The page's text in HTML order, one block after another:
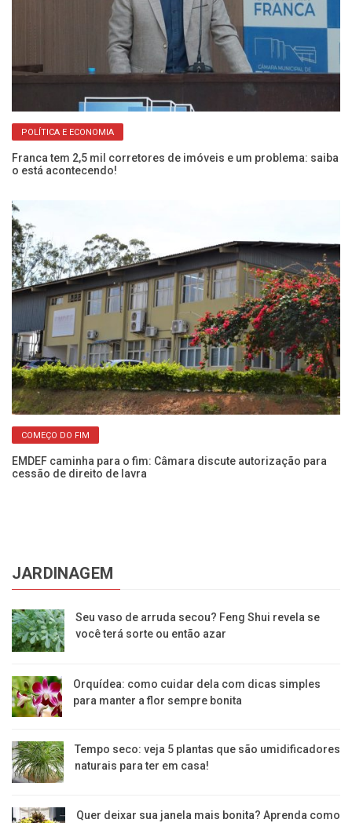
POLÍTICA E ECONOMIA
Franca tem 2,5 mil corretores de imóveis e um problema: saiba
o está acontecendo!
COMEÇO DO FIM
EMDEF caminha para o fim: Câmara discute autorização para
cessão de direito de lavra
JARDINAGEM
Seu vaso de arruda secou? Feng Shui revela se
você terá sorte ou então azar
Orquídea: como cuidar dela com dicas simples
para manter a flor sempre bonita
Tempo seco: veja 5 plantas que são umidificadores
naturais para ter em casa!
Quer deixar sua janela mais bonita? Aprenda como